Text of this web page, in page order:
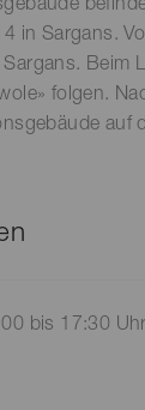
in Sargans.
Beim
folgen.
auf
bis 17:30